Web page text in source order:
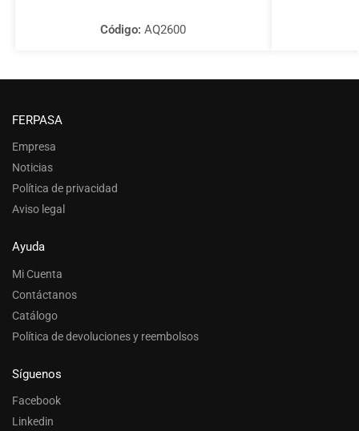
Código: AQ2600
FERPASA
Empresa
Noticias
Política de privacidad
Aviso legal
Ayuda
Mi Cuenta
Contáctanos
Catálogo
Política de devoluciones y reembolsos
Síguenos
Facebook
Linkedin